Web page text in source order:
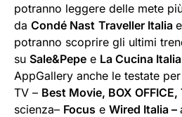
potranno leggere delle mete
da Condé Nast Traveller Italia
potranno scoprire gli ultimi
su Sale&Pepe e La Cucina
AppGallery anche le testate
TV – Best Movie, BOX OFFICE,
scienza– Focus e Wired Italia –